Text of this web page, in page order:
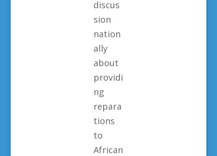
discus
sion
nation
ally
about
providi
ng
repara
tions
to
African